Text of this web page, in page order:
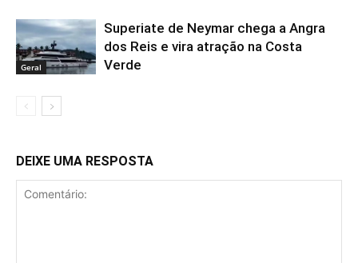
Geral
Superiate de Neymar chega a Angra
dos Reis e vira atração na Costa
Verde
DEIXE UMA RESPOSTA